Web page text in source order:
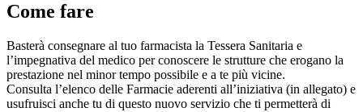
Come fare
Basterà consegnare al tuo farmacista la Tessera Sanitaria e
l’impegnativa del medico per conoscere le strutture che erogano la
prestazione nel minor tempo possibile e a te più vicine.
Consulta l’elenco delle Farmacie aderenti all’iniziativa (in allegato) e
usufruisci anche tu di questo nuovo servizio che ti permetterà di